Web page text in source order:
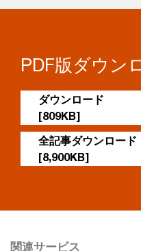
PDF版ダウン
ダウンロード
[809KB]
全記事ダウンロード
[8,900KB]
関連サービス